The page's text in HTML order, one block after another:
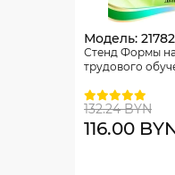
Модель: 21782
Стенд Формы
трудового
132.24 BYN
116.00